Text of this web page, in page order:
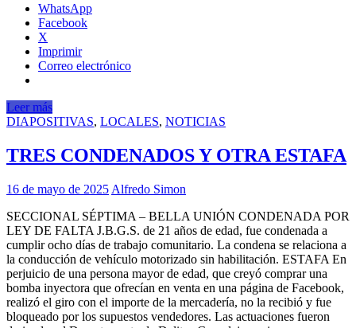
WhatsApp
Facebook
X
Imprimir
Correo electrónico
Leer más
DIAPOSITIVAS, LOCALES, NOTICIAS
TRES CONDENADOS Y OTRA ESTAFA
16 de mayo de 2025 Alfredo Simon
SECCIONAL SÉPTIMA – BELLA UNIÓN CONDENADA POR
LEY DE FALTA J.B.G.S. de 21 años de edad, fue condenada a
cumplir ocho días de trabajo comunitario. La condena se relaciona a
la conducción de vehículo motorizado sin habilitación. ESTAFA En
perjuicio de una persona mayor de edad, que creyó comprar una
bomba inyectora que ofrecían en venta en una página de Facebook,
realizó el giro con el importe de la mercadería, no la recibió y fue
bloqueado por los supuestos vendedores. Las actuaciones fueron